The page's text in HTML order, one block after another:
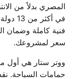
المصري بدلاً من
في
فنية كاملة وضمان
سعر لمشروعك.
ووتر ستار هي أول